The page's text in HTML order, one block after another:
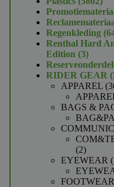
Regenkleding
Renthal Hard
Edition 33
RIDER GEAR
APPAREL
BAGS &
22
EYEWEAR
FOOTWEAR